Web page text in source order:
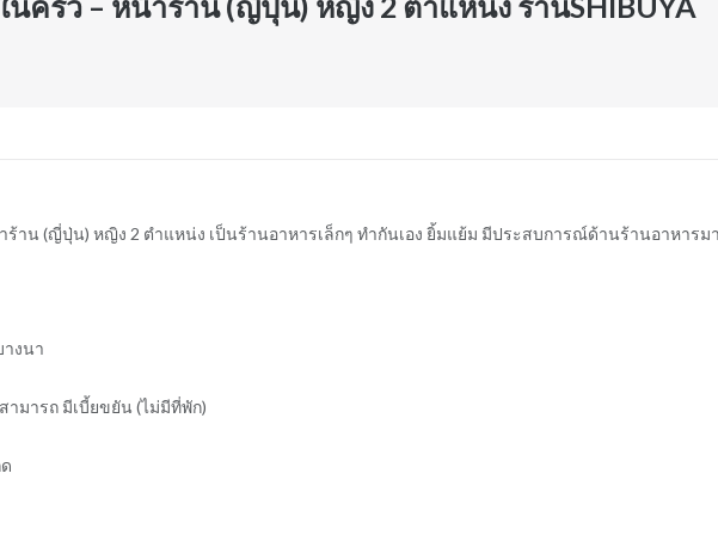
ร้าน (ญี่ปุ่น) หญิง 2 ตำแหน่ง เป็นร้านอาหารเล็กๆ ทำกันเอง ยิ้มแย้ม มีประสบการณ์ด้านร้านอาหารม
งนา
ามารถ มีเบี้ยขยัน (ไม่มีที่พัก)